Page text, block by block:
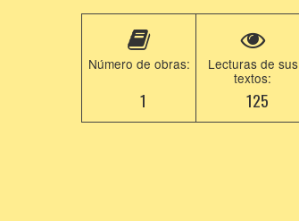
Número de obras:
1
Lecturas de sus
textos:
125